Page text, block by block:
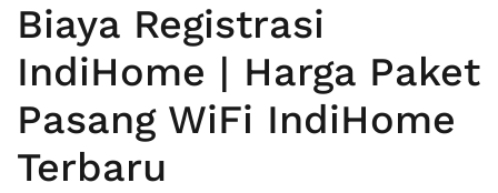
Biaya Registrasi
IndiHome | Harga Paket
Pasang WiFi IndiHome
Terbaru